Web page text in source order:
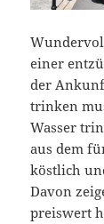
einer
der
trinken
Wasser
aus dem
köstlich
Davon
preiswert